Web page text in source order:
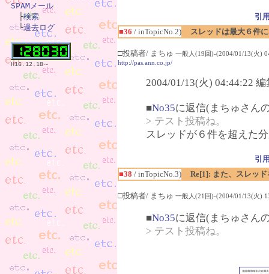
引
■36 / inTopicNo.2) スレッドは最大６件
□投稿者/ まちゅ 一般人(19回)-(2004/01/13(火)
http://pas.ann.co.jp/
2004/01/13(火) 04:44:22
■No35に返信(まちゅさん
> テスト投稿ね。
スレッドが６件を超えた
引
■38 / inTopicNo.3) Re[1]: また、スレッ
□投稿者/ まちゅ 一般人(21回)-(2004/01/13(火)
■No35に返信(まちゅさん
> テスト投稿ね。
SPAMメール
├検索
└過去ログ
H16.12.18～